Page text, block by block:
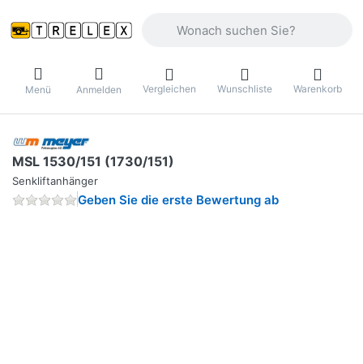
Menü Anmelden Vergleichen Wunschliste Warenkorb
MSL 1530/151 (1730/151)
Senkliftanhänger
Geben Sie die erste Bewertung ab